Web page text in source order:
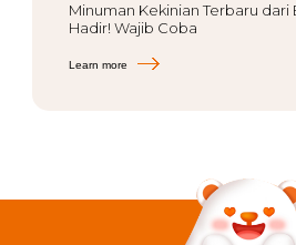
Minuman Kekinian Terbaru dari
Hadir! Wajib Coba
Learn more